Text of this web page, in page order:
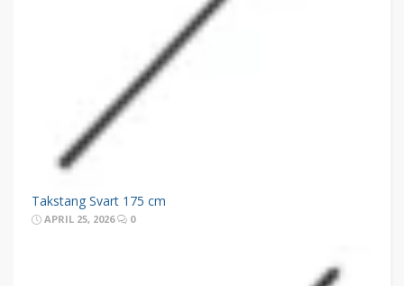
Takstang Svart 175 cm
APRIL 25, 2026 0